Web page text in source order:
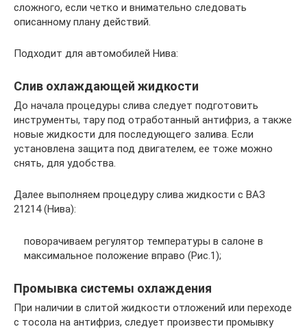
сложного, если четко и внимательно следовать
описанному плану действий.
Подходит для автомобилей Нива:
Слив охлаждающей жидкости
До начала процедуры слива следует подготовить
инструменты, тару под отработанный антифриз, а также
новые жидкости для последующего залива. Если
установлена защита под двигателем, ее тоже можно
снять, для удобства.
Далее выполняем процедуру слива жидкости с ВАЗ
21214 (Нива):
поворачиваем регулятор температуры в салоне в
максимальное положение вправо (Рис.1);
Промывка системы охлаждения
При наличии в слитой жидкости отложений или переходе
с тосола на антифриз, следует произвести промывку